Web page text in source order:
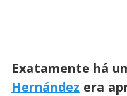
Exatamente há
Hernández era